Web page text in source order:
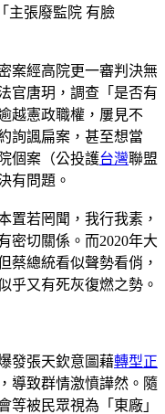
主張廢監院 有臉
案經高院更一審判決無
官唐玥，調查「是否有
越憲政職權，屢見不
詢諷扁案，甚至想當
個案（公投護台灣聯盟
有問題。
置若罔聞，我行我素，
密切關係。而2020年大
蔡總統看似聲勢看俏，
乎又有死灰復燃之勢。
發張天欽意圖藉轉型正
導致群情激憤譁然。隨
等被民眾視為「東廠」